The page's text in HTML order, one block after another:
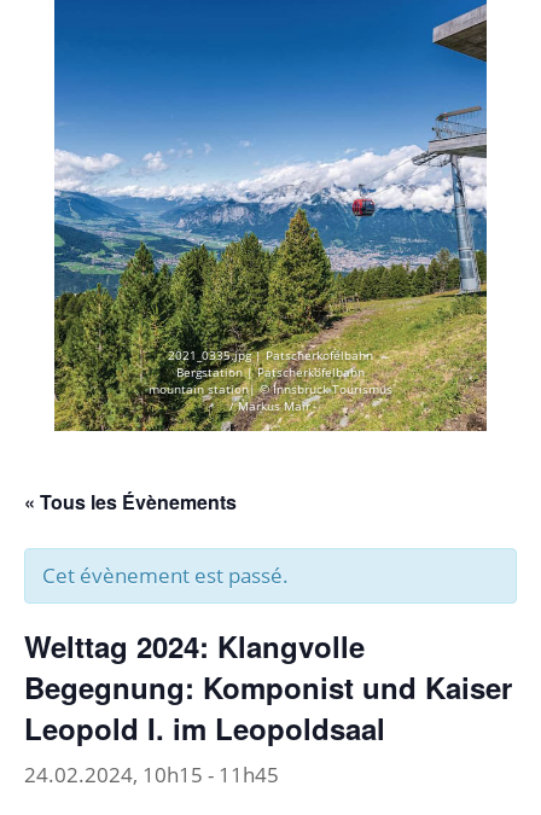
2021_0335.jpg | Patscherkofelbahn
Bergstation | Patscherkofelbahn
mountain station| © Innsbruck Tourismus
/ Markus Mair
« Tous les Évènements
Cet évènement est passé.
Welttag 2024: Klangvolle
Begegnung: Komponist und Kaiser
Leopold I. im Leopoldsaal
24.02.2024, 10h15 - 11h45